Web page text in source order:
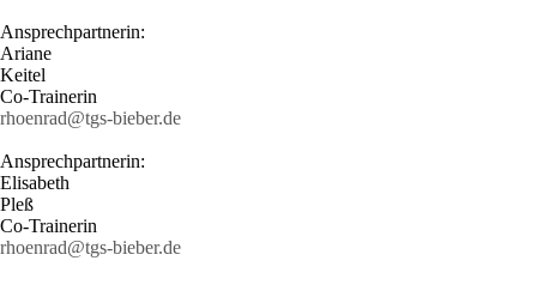
Ansprechpartnerin:
Ariane
Keitel
Co-Trainerin
rhoenrad@tgs-bieber.de
Ansprechpartnerin:
Elisabeth
Pleß
Co-Trainerin
rhoenrad@tgs-bieber.de